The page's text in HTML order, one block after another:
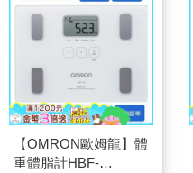
【OMRON歐姆龍】體
重體脂計HBF-